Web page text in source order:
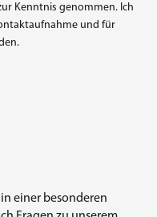
Kenntnis genommen. Ich
und für
einer besonderen